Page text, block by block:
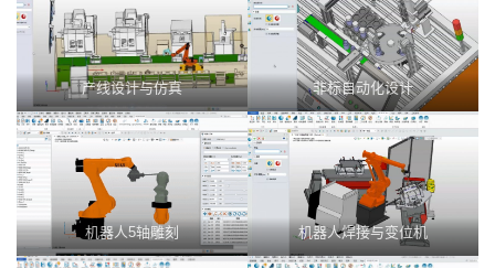
产线设计与仿真 非标自动化设计
机器人5轴雕刻 机器人焊接与变位机